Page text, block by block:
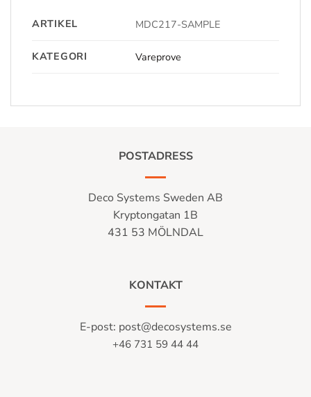
ARTIKEL MDC217-SAMPLE
KATEGORI Vareprove
POSTADRESS
Deco Systems Sweden AB
Kryptongatan 1B
431 53 MÖLNDAL
KONTAKT
E-post: post@decosystems.se
+46 731 59 44 44